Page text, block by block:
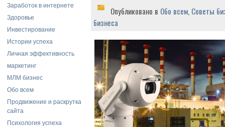
Заработок в интернете
Здоровье
Инвестирование
Истории успеха
Личная эффективность
маркетинг
МЛМ бизнес
Обо всем
Продвижение и раскрутка
сайта
Психология успеха
Опубликовано в Обо всем, Советы
бизнеса